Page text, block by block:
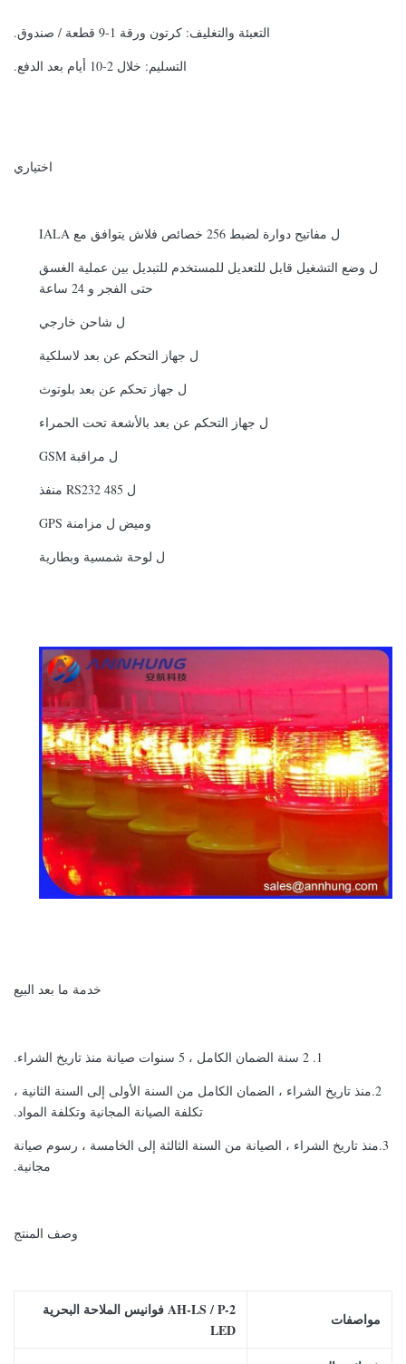
التعبئة والتغليف: كرتون ورقة 1-9 قطعة / صندوق.
التسليم: خلال 2-10 أيام بعد الدفع.
اختياري
ل مفاتيح دوارة لضبط 256 خصائص فلاش يتوافق مع IALA
ل وضع التشغيل قابل للتعديل للمستخدم للتبديل بين عملية الغسق
حتى الفجر و 24 ساعة
ل شاحن خارجي
ل جهاز التحكم عن بعد لاسلكية
ل جهاز تحكم عن بعد بلوتوث
ل جهاز التحكم عن بعد بالأشعة تحت الحمراء
ل مراقبة GSM
ل RS232 485 منفذ
وميض ل مزامنة GPS
ل لوحة شمسية وبطارية
خدمة ما بعد البيع
1. 2 سنة الضمان الكامل ، 5 سنوات صيانة منذ تاريخ الشراء.
2.منذ تاريخ الشراء ، الضمان الكامل من السنة الأولى إلى السنة الثانية ،
تكلفة الصيانة المجانية وتكلفة المواد.
3.منذ تاريخ الشراء ، الصيانة من السنة الثالثة إلى الخامسة ، رسوم صيانة
مجانية.
وصف المنتج
مواصفات
AH-LS / P-2 فوانيس الملاحة البحرية
LED